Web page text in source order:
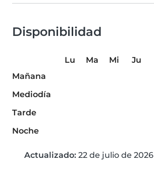
Disponibilidad
Lu Ma Mi Ju
Mañana
Mediodía
Tarde
Noche
Actualizado: 22 de julio de 2026